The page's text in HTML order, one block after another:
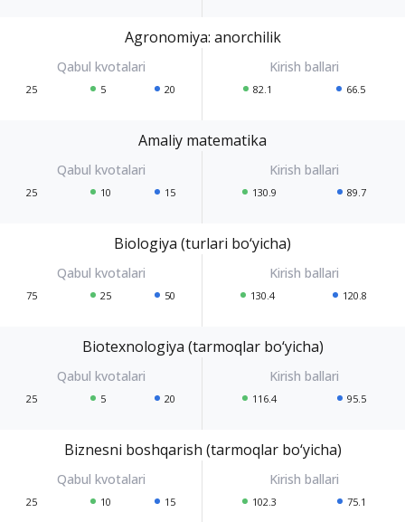
Agronomiya: anorchilik
25 5 20 82.1 66.5
Amaliy matematika
25 10 15 130.9 89.7
Biologiya (turlari bo‘yicha)
75 25 50 130.4 120.8
Biotexnologiya (tarmoqlar bo‘yicha)
25 5 20 116.4 95.5
Biznesni boshqarish (tarmoqlar bo‘yicha)
25 10 15 102.3 75.1